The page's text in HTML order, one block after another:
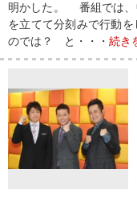
明かした。 番組では、
を立てて分刻みで行動
のでは？ と・・・ 続き